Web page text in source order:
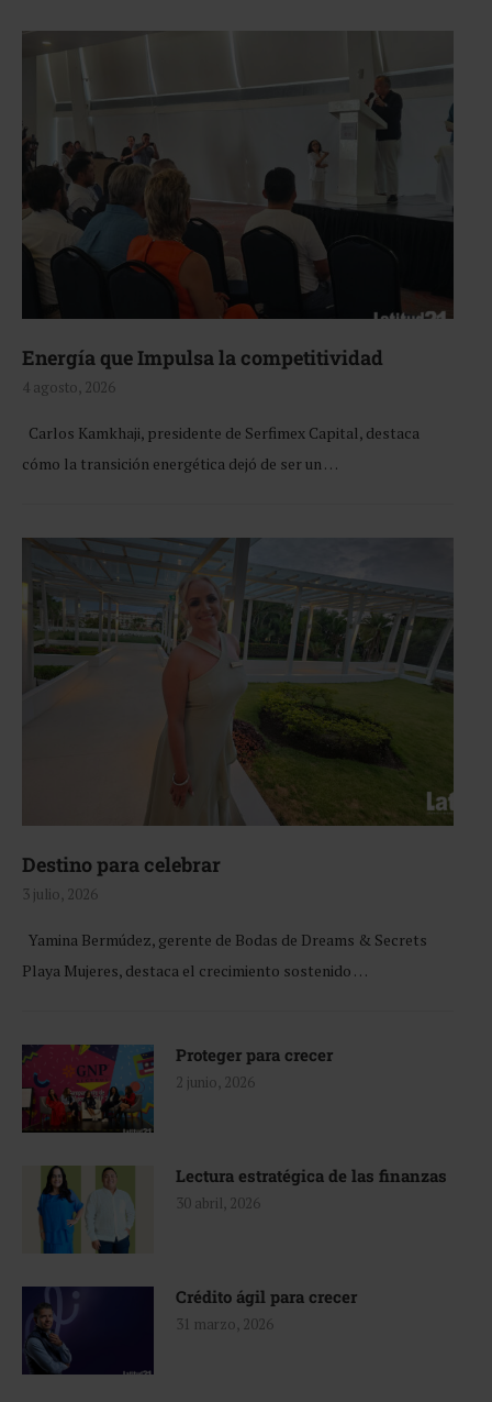
Energía que Impulsa la competitividad
4 agosto, 2026
Carlos Kamkhaji, presidente de Serfimex Capital, destaca
cómo la transición energética dejó de ser un …
Destino para celebrar
3 julio, 2026
Yamina Bermúdez, gerente de Bodas de Dreams & Secrets
Playa Mujeres, destaca el crecimiento sostenido …
Proteger para crecer
2 junio, 2026
Lectura estratégica de las finanzas
30 abril, 2026
Crédito ágil para crecer
31 marzo, 2026